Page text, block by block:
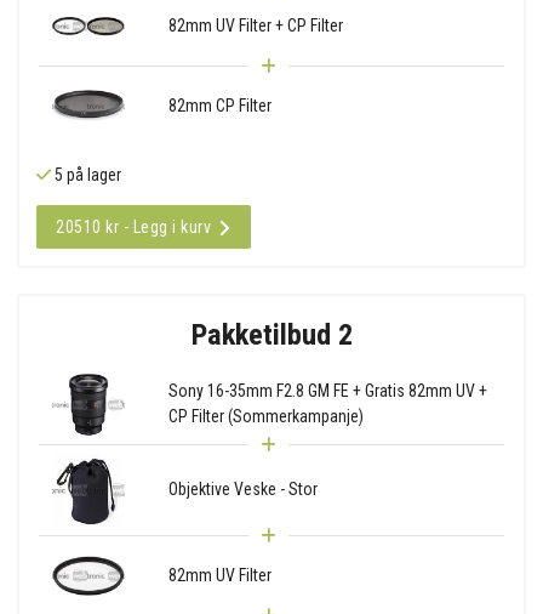
82mm UV Filter + CP Filter
82mm CP Filter
5 på lager
20510 kr - Legg i kurv
Pakketilbud 2
Sony 16-35mm F2.8 GM FE + Gratis 82mm UV +
CP Filter (Sommerkampanje)
Objektive Veske - Stor
82mm UV Filter